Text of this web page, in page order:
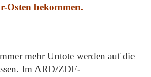
Osten bekommen.
mehr Untote werden auf die
Im ARD/ZDF-